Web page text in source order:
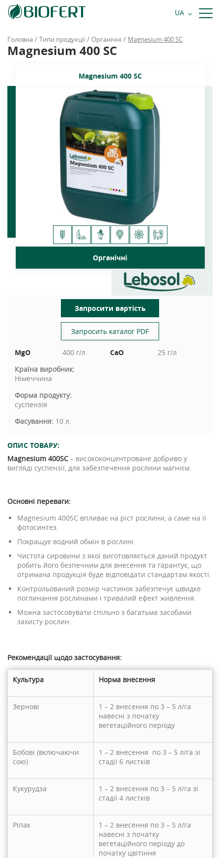
UA
+38 068 484 81 81
Головна / Типи продукції / Органічні / Magnesium 400 SC
Magnesium 400 SC
Magnesium 400 SC
Органічні
Запросити вартість
Запросить каталог PDF
MgO 400 г/л CaO
25 г/л
Країна виробник:
Німеччина
Форма продукту:
суспензія
Фасування: 10 л.
ОПИС ТОВАРУ:
Magnesium 400SC – висококонцентроване добриво у
вигляді суспензії, для забезпечення рослини магнієм.
Основні переваги:
Magnesium 400SC впливає на ріст рослини, а саме на її
фотосинтез.
Покращує водний обмін в рослині.
Чистота сировини з якої виготовляється даний продукт
робить його безпечним для внесення та гарантує, що
отримана продукція буде відповідати стандартам якості.
Контрольований розмір частинок забезпечує швидке
поглинання рослинами і тривалий ефект живлення.
Можна застосовувати спільно з багатьма засобами
захисту рослин.
Рекомендації щодо застосування:
Культура Норма внесення
Зернові
1 – 2 внесення по 3 – 5 л/га
навесні з початку
вегетаційного періоду
Бобові (включаючи
сою)
1 – 2 внесення по 3 – 5 л/га зі
стадії 6 листків
Кукурудза
1 – 2 внесення по 3 – 5 л/га зі
стадії 4 листків
Ріпак
1 – 2 внесення по 3 – 5 л/га
навесні з початку
вегетаційного періоду до
початку цвітіння